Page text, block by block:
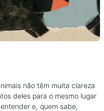
não têm muita clareza
deles para o mesmo lugar
e, quem sabe,